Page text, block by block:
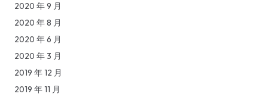
2020 年 9 月
2020 年 8 月
2020 年 6 月
2020 年 3 月
2019 年 12 月
2019 年 11 月